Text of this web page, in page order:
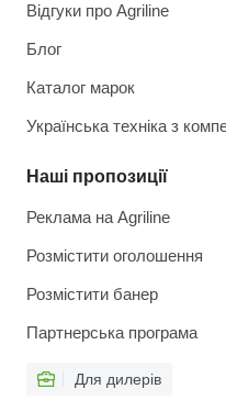
Відгуки про Agriline
Блог
Каталог марок
Українська техніка з
Наші пропозиції
Реклама на Agriline
Розмістити оголошення
Розмістити банер
Партнерська програма
Для дилерів